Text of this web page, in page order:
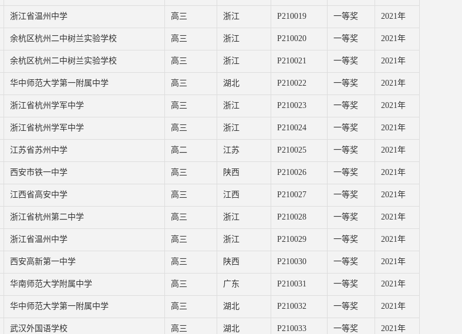
浙江省温州中学 高三 浙江 P210019 一等奖 2021年
余杭区杭州二中树兰实验学校 高三 浙江 P210020 一等奖 2021年
余杭区杭州二中树兰实验学校 高三 浙江 P210021 一等奖 2021年
华中师范大学第一附属中学 高三 湖北 P210022 一等奖 2021年
浙江省杭州学军中学 高三 浙江 P210023 一等奖 2021年
浙江省杭州学军中学 高三 浙江 P210024 一等奖 2021年
江苏省苏州中学 高二 江苏 P210025 一等奖 2021年
西安市铁一中学 高三 陕西 P210026 一等奖 2021年
江西省高安中学 高三 江西 P210027 一等奖 2021年
浙江省杭州第二中学 高三 浙江 P210028 一等奖 2021年
浙江省温州中学 高三 浙江 P210029 一等奖 2021年
西安高新第一中学 高三 陕西 P210030 一等奖 2021年
华南师范大学附属中学 高三 广东 P210031 一等奖 2021年
华中师范大学第一附属中学 高三 湖北 P210032 一等奖 2021年
武汉外国语学校 高三 湖北 P210033 一等奖 2021年